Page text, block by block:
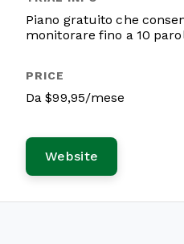
Piano gratuito che
monitorare fino a 10
Da $99,95/mese
Website